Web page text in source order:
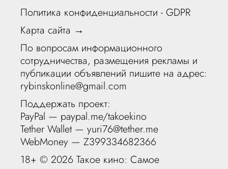
Политика конфиденциальности - GDPR
Карта сайта →
По вопросам информационного
сотрудничества, размещения рекламы и
публикации объявлений пишите на адрес:
rybinskonline@gmail.com
Поддержать проект:
PayPal — paypal.me/takoekino
Tether Wallet — yuri76@tether.me
WebMoney — Z399334682366
18+ ©2026 Такое кино: Самое